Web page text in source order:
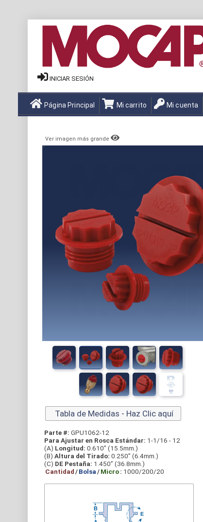
INICIAR SESIÓN
Página Principal Mi carrito Mi cuenta
Ver imagen más grande
Tabla de Medidas - Haz Clic aquí
Parte #: GPU1062-12
Para Ajustar en Rosca Estándar: 1-1/16 - 12
(A) Longitud: 0.610” (15.5mm.)
(B) Altura del Tirado: 0.250” (6.4mm.)
(C) DE Pestaña: 1.450” (36.8mm.)
Cantidad/Bolsa/Micro: 1000/200/20